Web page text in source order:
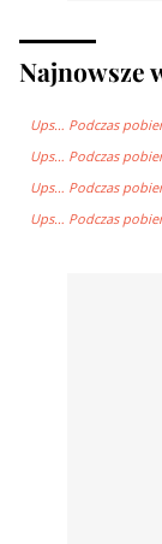
Najnowsze
Ups… Podczas
Ups… Podczas
Ups… Podczas
Ups… Podczas